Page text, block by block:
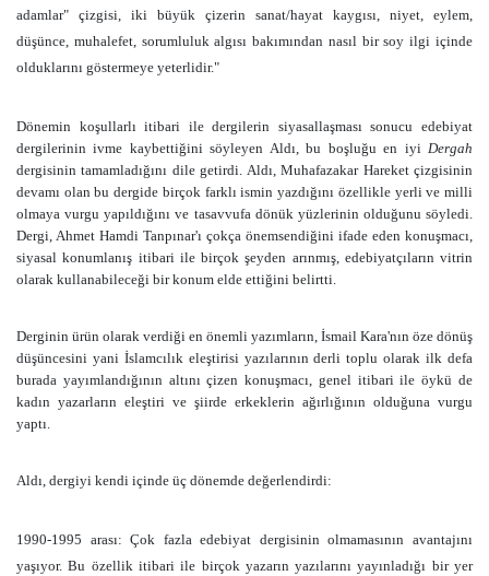
adamlar" çizgisi, iki büyük çizerin sanat/hayat kaygısı, niyet, eylem,
düşünce, muhalefet, sorumluluk algısı bakımından nasıl bir soy ilgi içinde
olduklarını göstermeye yeterlidir."
Dönemin koşullarlı itibari ile dergilerin siyasallaşması sonucu edebiyat
dergilerinin ivme kaybettiğini söyleyen Aldı, bu boşluğu en iyi Dergah
dergisinin tamamladığını dile getirdi. Aldı, Muhafazakar Hareket çizgisinin
devamı olan bu dergide birçok farklı ismin yazdığını özellikle yerli ve milli
olmaya vurgu yapıldığını ve tasavvufa dönük yüzlerinin olduğunu söyledi.
Dergi, Ahmet Hamdi Tanpınar'ı çokça önemsendiğini ifade eden konuşmacı,
siyasal konumlanış itibari ile birçok şeyden arınmış, edebiyatçıların vitrin
olarak kullanabileceği bir konum elde ettiğini belirtti.
Derginin ürün olarak verdiği en önemli yazımların, İsmail Kara'nın öze dönüş
düşüncesini yani İslamcılık eleştirisi yazılarının derli toplu olarak ilk defa
burada yayımlandığının altını çizen konuşmacı, genel itibari ile öykü de
kadın yazarların eleştiri ve şiirde erkeklerin ağırlığının olduğuna vurgu
yaptı.
Aldı, dergiyi kendi içinde üç dönemde değerlendirdi:
1990-1995 arası: Çok fazla edebiyat dergisinin olmamasının avantajını
yaşıyor. Bu özellik itibari ile birçok yazarın yazılarını yayınladığı bir yer